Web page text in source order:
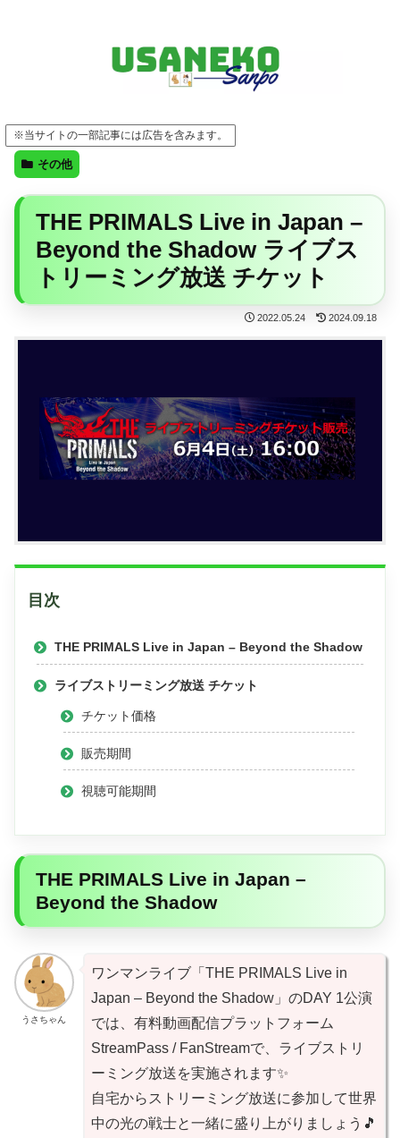
※当サイトの一部記事には広告を含みます。
その他
THE PRIMALS Live in Japan –
Beyond the Shadow ライブス
トリーミング放送 チケット
2022.05.24 2024.09.18
目次
THE PRIMALS Live in Japan – Beyond the Shadow
ライブストリーミング放送 チケット
チケット価格
販売期間
視聴可能期間
THE PRIMALS Live in Japan –
Beyond the Shadow
うさちゃん
ワンマンライブ「THE PRIMALS Live in
Japan – Beyond the Shadow」のDAY 1公演
では、有料動画配信プラットフォーム
StreamPass / FanStreamで、ライブストリ
ーミング放送を実施されます✨
自宅からストリーミング放送に参加して世界
中の光の戦士と一緒に盛り上がりましょう🎵